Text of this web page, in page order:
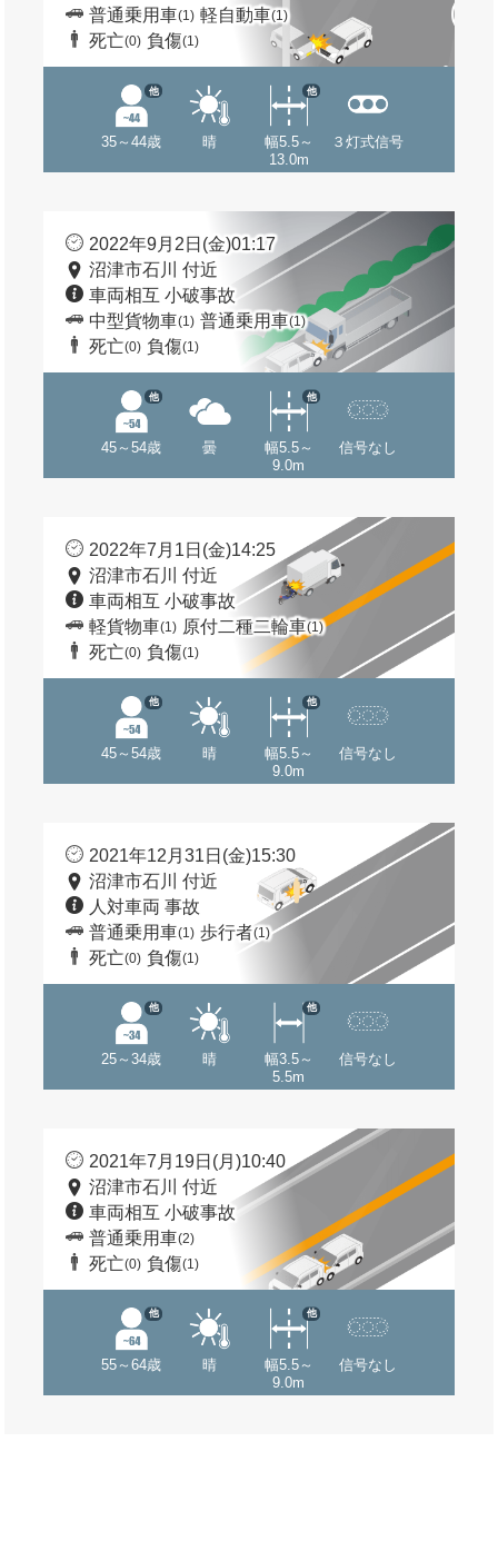
普通乗用車(1) 軽自動車(1)
死亡(0) 負傷(1)
35～44歳
他
晴
幅5.5～
13.0m
他
３灯式信号
2022年9月2日(金)01:17
沼津市石川 付近
車両相互 小破事故
中型貨物車(1) 普通乗用車(1)
死亡(0) 負傷(1)
45～54歳
他
曇
幅5.5～
9.0m
他
信号なし
2022年7月1日(金)14:25
沼津市石川 付近
車両相互 小破事故
軽貨物車(1) 原付二種二輪車(1)
死亡(0) 負傷(1)
45～54歳
他
晴
幅5.5～
9.0m
他
信号なし
2021年12月31日(金)15:30
沼津市石川 付近
人対車両 事故
普通乗用車(1) 歩行者(1)
死亡(0) 負傷(1)
25～34歳
他
晴
幅3.5～
5.5m
他
信号なし
2021年7月19日(月)10:40
沼津市石川 付近
車両相互 小破事故
普通乗用車(2)
死亡(0) 負傷(1)
55～64歳
他
晴
幅5.5～
9.0m
他
信号なし